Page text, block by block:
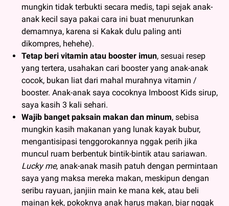
mungkin tidak terbukti secara medis, tapi sejak anak-
anak kecil saya pakai cara ini buat menurunkan
demamnya, karena si Kakak dulu paling anti
dikompres, hehehe).
Tetap beri vitamin atau booster imun, sesuai resep
yang tertera, usahakan cari booster yang anak-anak
cocok, bukan liat dari mahal murahnya vitamin /
booster. Anak-anak saya cocoknya Imboost Kids sirup,
saya kasih 3 kali sehari.
Wajib banget paksain makan dan minum, sebisa
mungkin kasih makanan yang lunak kayak bubur,
mengantisipasi tenggorokannya nggak perih jika
muncul ruam berbentuk bintik-bintik atau sariawan.
Lucky me, anak-anak masih patuh dengan permintaan
saya yang maksa mereka makan, meskipun dengan
seribu rayuan, janjiin main ke mana kek, atau beli
mainan kek, pokoknya anak harus makan, biar nggak